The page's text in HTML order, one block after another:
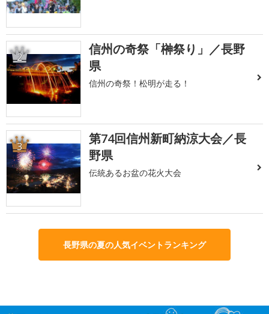
2
信州の奇祭「榊祭り」／長野
県
信州の奇祭！松明が走る！
3
第74回信州新町納涼大会／長
野県
伝統あるお盆の花火大会
長野県の夏の人気イベントランキング